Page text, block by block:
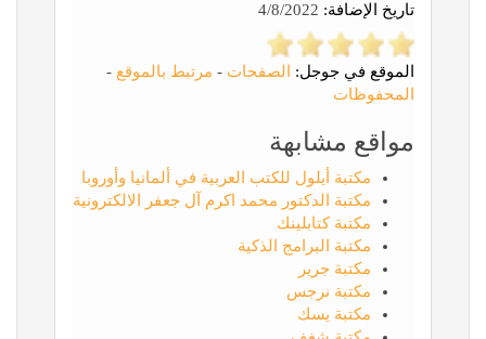
تاريخ الإضافة:
الموقع في جوجل: الصفحات - مرتبط بالموقع -
المحفوظات
مواقع مشابهة
مكتبة أيلول للكتب العربية في ألمانيا وأوروبا
مكتبة الدكتور محمد اكرم آل جعفر الالكترونية
مكتبة كتابلينك
مكتبة البرامج الذكية
مكتبة جرير
مكتبة نرجس
مكتبة يسك